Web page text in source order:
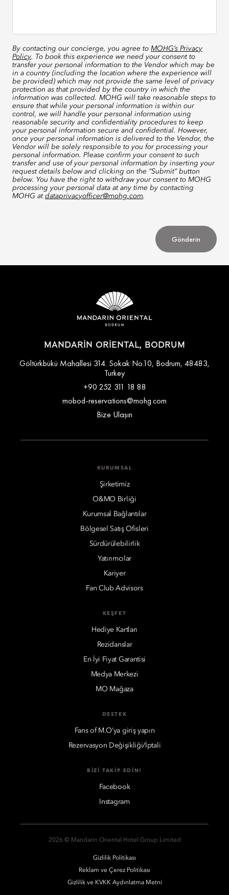
By contacting our concierge, you agree to MOHG’s Privacy
Policy. To book this experience we need your consent to
transfer your personal information to the Vendor which may be
in a country (including the location where the experience will
be provided) which may not provide the same level of privacy
protection as that provided by the country in which the
information was collected. MOHG will take reasonable steps to
ensure that while your personal information is within our
control, we will handle your personal information using
reasonable security and confidentiality procedures to keep
your personal information secure and confidential. However,
once your personal information is delivered to the Vendor, the
Vendor will be solely responsible to you for processing your
personal information. Please confirm your consent to such
transfer and use of your personal information by inserting your
request details below and clicking on the “Submit” button
below. You have the right to withdraw your consent to MOHG
processing your personal data at any time by contacting
MOHG at dataprivacyofficer@mohg.com.
Gönderin
MANDARIN ORIENTAL, BODRUM
Göltürkbükü Mahallesi 314. Sokak No.10, Bodrum, 48483,
Turkey
+90 252 311 18 88
mobod-reservations@mohg.com
Bize Ulaşın
KURUMSAL
Şirketimiz
O&MO Birliği
Kurumsal Bağlantılar
Bölgesel Satış Ofisleri
Sürdürülebilirlik
Yatırımcılar
Kariyer
Fan Club Advisors
KEŞFET
Hediye Kartları
Rezidanslar
En İyi Fiyat Garantisi
Medya Merkezi
MO Mağaza
DESTEK
Fans of M.O’ya giriş yapın
Rezervasyon Değişikliği/İptali
BIZI TAKIP EDIN!
Facebook
Instagram
2026 © Mandarin Oriental Hotel Group Limited
Gizlilik Politikası
Reklam ve Çerez Politikası
Gizlilik ve KVKK Aydınlatma Metni